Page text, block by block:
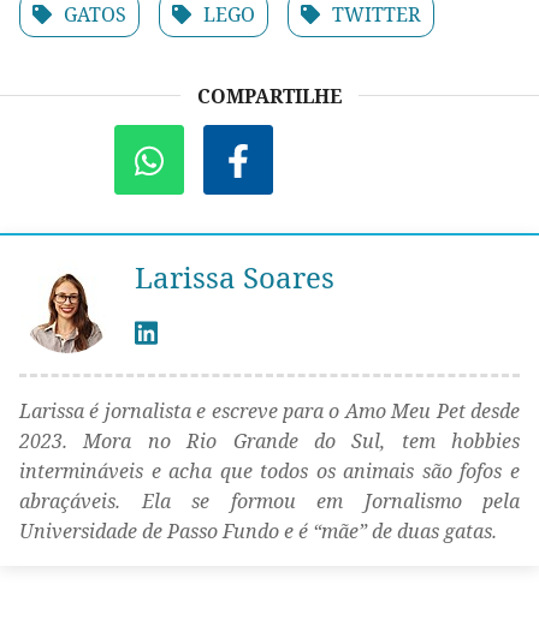
GATOS LEGO TWITTER
COMPARTILHE
Larissa Soares
Larissa é jornalista e escreve para o Amo Meu Pet desde
2023. Mora no Rio Grande do Sul, tem hobbies
intermináveis e acha que todos os animais são fofos e
abraçáveis. Ela se formou em Jornalismo pela
Universidade de Passo Fundo e é “mãe” de duas gatas.